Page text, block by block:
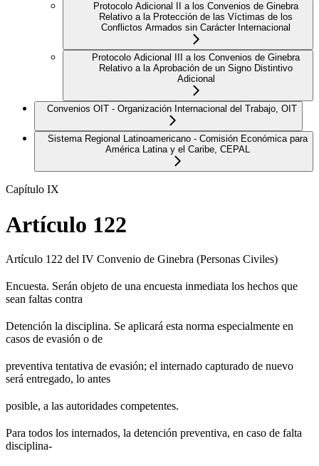
Protocolo Adicional II a los Convenios de Ginebra
Relativo a la Protección de las Víctimas de los
Conflictos Armados sin Carácter Internacional
Protocolo Adicional III a los Convenios de Ginebra
Relativo a la Aprobación de un Signo Distintivo
Adicional
Convenios OIT - Organización Internacional del Trabajo, OIT
Sistema Regional Latinoamericano - Comisión Económica para
América Latina y el Caribe, CEPAL
Capítulo IX
Artículo 122
Artículo 122 del IV Convenio de Ginebra (Personas Civiles)
Encuesta. Serán objeto de una encuesta inmediata los hechos que
sean faltas contra
Detención la disciplina. Se aplicará esta norma especialmente en
casos de evasión o de
preventiva tentativa de evasión; el internado capturado de nuevo
será entregado, lo antes
posible, a las autoridades competentes.
Para todos los internados, la detención preventiva, en caso de falta
disciplina-